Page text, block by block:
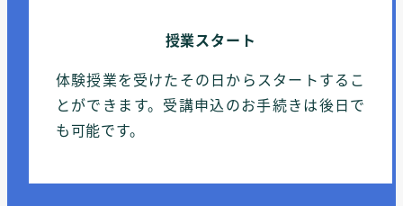
授業スタート
体験授業を受けたその日からスタートするこ
とができます。受講申込のお手続きは後日で
も可能です。